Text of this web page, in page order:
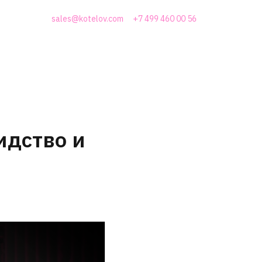
sales@kotelov.com +7 499 460 00 56
и